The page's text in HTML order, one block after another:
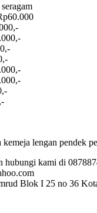
lengan pendek
hubungi kami di
Blok I 25 no 36